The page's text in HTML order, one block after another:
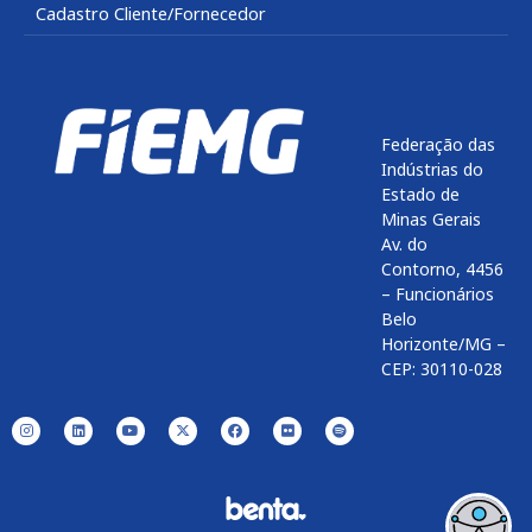
Cadastro Cliente/Fornecedor
Federação das
Indústrias do
Estado de
Minas Gerais
Av. do
Contorno, 4456
– Funcionários
Belo
Horizonte/MG –
CEP: 30110-028